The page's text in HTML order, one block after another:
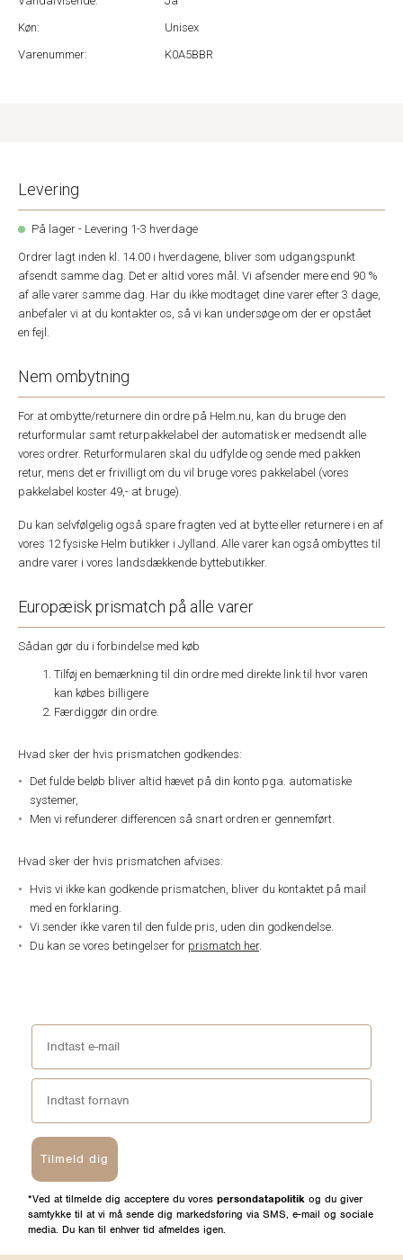
Køn:
Unisex
Varenummer:
K0A5BBR
Levering
På lager - Levering 1-3 hverdage
Ordrer lagt inden kl. 14.00 i hverdagene, bliver som udgangspunkt
afsendt samme dag. Det er altid vores mål. Vi afsender mere end 90 %
af alle varer samme dag. Har du ikke modtaget dine varer efter 3 dage,
anbefaler vi at du kontakter os, så vi kan undersøge om der er opstået
en fejl.
Nem ombytning
For at ombytte/returnere din ordre på Helm.nu, kan du bruge den
returformular samt returpakkelabel der automatisk er medsendt alle
vores ordrer. Returformularen skal du udfylde og sende med pakken
retur, mens det er frivilligt om du vil bruge vores pakkelabel (vores
pakkelabel koster 49,- at bruge).
Du kan selvfølgelig også spare fragten ved at bytte eller returnere i en af
vores 12 fysiske Helm butikker i Jylland. Alle varer kan også ombyttes til
andre varer i vores landsdækkende byttebutikker.
Europæisk prismatch på alle varer
Sådan gør du i forbindelse med køb
Tilføj en bemærkning til din ordre med direkte link til hvor varen
kan købes billigere
Færdiggør din ordre.
Hvad sker der hvis prismatchen godkendes:
Det fulde beløb bliver altid hævet på din konto pga. automatiske
systemer,
Men vi refunderer differencen så snart ordren er gennemført.
Hvad sker der hvis prismatchen afvises:
Hvis vi ikke kan godkende prismatchen, bliver du kontaktet på mail
med en forklaring.
Vi sender ikke varen til den fulde pris, uden din godkendelse.
Du kan se vores betingelser for prismatch her.
Tilmeld dig
*Ved at tilmelde dig acceptere du vores persondatapolitik og du giver
samtykke til at vi må sende dig markedsføring via SMS, e-mail og sociale
media. Du kan til enhver tid afmeldes igen.